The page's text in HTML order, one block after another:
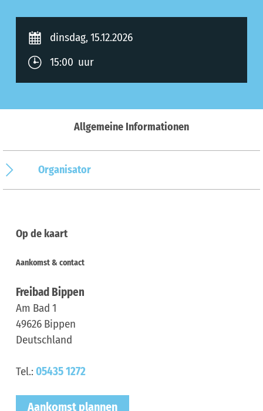
dinsdag, 15.12.2026
15:00 uur
Allgemeine Informationen
Organisator
Op de kaart
Aankomst & contact
Freibad Bippen
Am Bad 1
49626 Bippen
Deutschland
Tel.: 05435 1272
Aankomst plannen